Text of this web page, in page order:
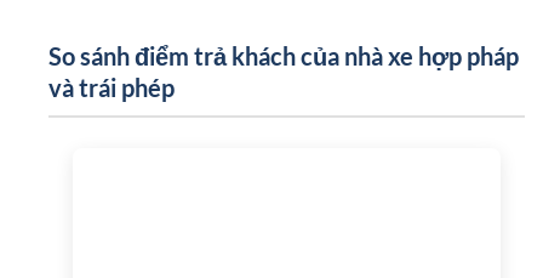
So sánh điểm trả khách của nhà xe hợp pháp
và trái phép